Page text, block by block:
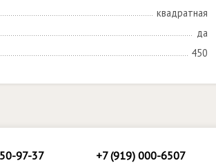
квадратная
да
450
97-37 +7 (919) 000-6507